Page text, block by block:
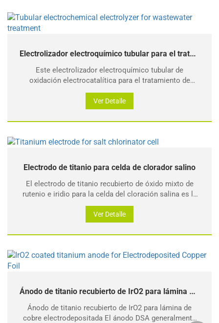
Electrolizador electroquímico tubular para el tratamiento de aguas residuales
Este electrolizador electroquímico tubular de
oxidación electrocatalítica para el tratamiento de
aguas residuales utiliza tecnología de reducción de
oxidación electrocatalítica para tratar la materia
orgánica en varios tipos de aguas residuales, degradar
DQO,
Ver Detalle
Electrodo de titanio para celda de clorador salino
El electrodo de titanio recubierto de óxido mixto de
rutenio e iridio para la celda del cloración salina es la
parte que electrólisis del agua salada para generar
hipoclorito, que consta de una carcasa de plástico y
los electrodos.
Ver Detalle
Ánodo de titanio recubierto de IrO2 para lámina de cobre electrodepositada
Ánodo de titanio recubierto de IrO2 para lámina de
cobre electrodepositada El ánodo DSA generalmente